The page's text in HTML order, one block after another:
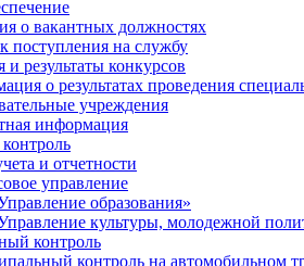
о вакантных должностях
поступления на службу
и результаты конкурсов
о результатах проведения
учреждения
информация
и отчетности
управление
образования»
культуры, молодежной
контроль
контроль на автомобильном